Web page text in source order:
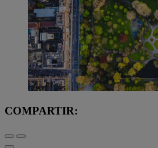
COMPARTIR: